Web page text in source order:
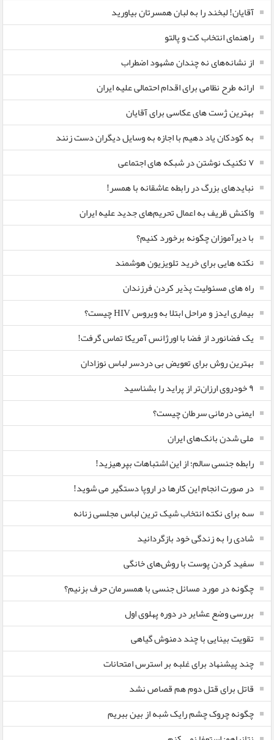
آقایان! لبخند را به لبان همسرتان بیاورید
راهنمای انتخاب کت و پالتو
از نشانه‌های نه چندان مشهود اضطراب
ارائه طرح نظامی برای اقدام احتمالی علیه ایران
بهترین ژست های عکاسی برای آقایان
به کودکان یاد دهیم با اجازه به وسایل دیگران دست زنند
۷ تکنیک نوشتن در شبکه های اجتماعی
نبایدهای بزرگ در رابطه عاشقانه با همسر!
واکنش ظریف به اعمال تحریم‌های جدید علیه ایران
با دیرآموزان چگونه برخورد کنیم؟
نکته هایی برای خرید تلویزیون هوشمند
راه های مسئولیت پذیر کردن فرزندان
بیماری ایدز و مراحل ابتلا به ویروس HIV چیست؟
یک فضانورد از فضا با اورژانس آمریکا تماس گرفت!
بهترین روش برای تعویض بی دردسر لباس نوزادان
٩ خودروی ارزان‌تر از پراید را بشناسید
ایمنی درمانی سرطان چیست؟
ملی شدن بانک‌های ایران
رابطه جنسی سالم؛ از این اشتباهات بپرهیزید!
در صورت انجام این کارها در اروپا دستگیر می شوید!
سه برای نکته انتخاب شیک ترین لباس مجلسی زنانه
شادی را به زندگی خود بازگردانید
سفید کردن پوست با روش‌های خانگی
چگونه در مورد مسائل جنسی با همسرمان حرف بزنیم؟
بررسی وضع عشایر در دوره پهلوی اول
تقویت بینایی با چند دمنوش گیاهی
چند پیشنهاد برای غلبه بر استرس امتحانات
قاتل برای قتل دوم هم قصاص نشد
چگونه چروک چشم رایک شبه از بین ببریم